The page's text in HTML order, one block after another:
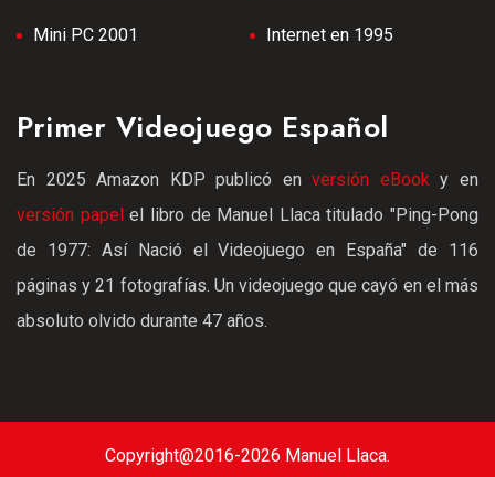
Mini PC 2001 Internet en 1995
Primer Videojuego Español
En 2025 Amazon KDP publicó enversión eBooky en
versión papelel libro de Manuel Llaca titulado "Ping-Pong
de 1977: Así Nació el Videojuego en España" de 116
páginas y 21 fotografías. Un videojuego que cayó en el más
absoluto olvido durante 47 años.
Copyright@2016-2026 Manuel Llaca.